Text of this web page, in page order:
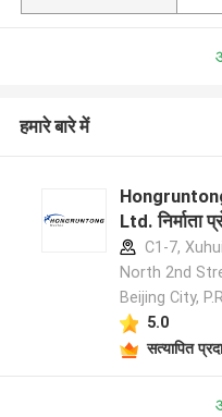
हमारे बारे में
Ltd. निर्माता
C1-7,
North 2nd
Beijing City,
5.0
सत्यापित